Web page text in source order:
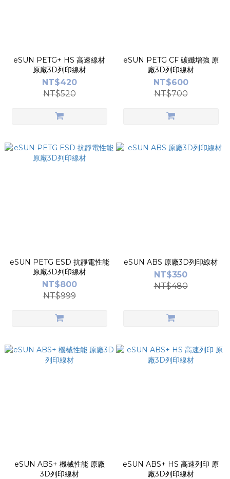
eSUN PETG+ HS 高速線材
原廠3D列印線材
NT$420
NT$520
eSUN PETG CF 碳纖增強 原
廠3D列印線材
NT$600
NT$700
eSUN PETG ESD 抗靜電性能
原廠3D列印線材
NT$800
NT$999
eSUN ABS 原廠3D列印線材
NT$350
NT$480
eSUN ABS+ 機械性能 原廠
3D列印線材
eSUN ABS+ HS 高速列印 原
廠3D列印線材